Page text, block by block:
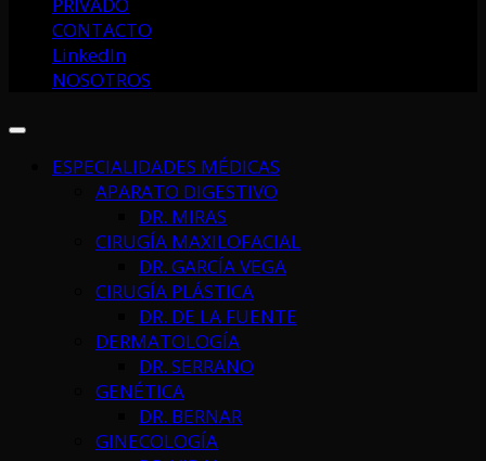
CONTACTO
LinkedIn
NOSOTROS
ESPECIALIDADES MÉDICAS
APARATO DIGESTIVO
DR. MIRAS
CIRUGÍA MAXILOFACIAL
DR. GARCÍA VEGA
CIRUGÍA PLÁSTICA
DR. DE LA FUENTE
DERMATOLOGÍA
DR. SERRANO
GENÉTICA
DR. BERNAR
GINECOLOGÍA